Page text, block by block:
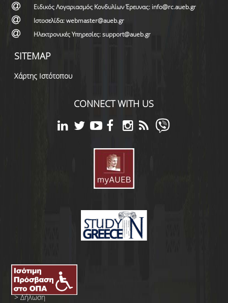
Ειδικός Λογαριασμός Κονδυλίων Έρευνας: info@rc.aueb.gr
Ιστοσελίδα: webmaster@aueb.gr
Ηλεκτρονικές Υπηρεσίες: support@aueb.gr
SITEMAP
Χάρτης Ιστότοπου
CONNECT WITH US
>Δήλωση